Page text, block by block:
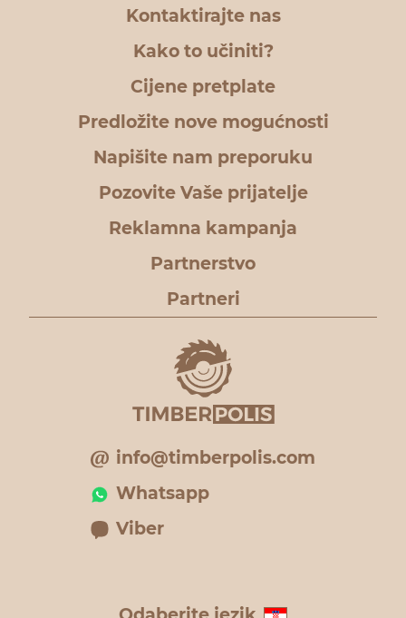
Kontaktirajte nas
Kako to učiniti?
Cijene pretplate
Predložite nove mogućnosti
Napišite nam preporuku
Pozovite Vaše prijatelje
Reklamna kampanja
Partnerstvo
Partneri
info@timberpolis.com
Whatsapp
Viber